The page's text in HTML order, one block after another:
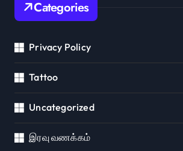
Categories
Privacy Policy
Tattoo
Uncategorized
இரவு வணக்கம்